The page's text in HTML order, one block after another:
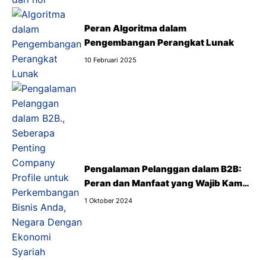
Peran Algoritma dalam
Pengembangan Perangkat Lunak
10 Februari 2025
Pengalaman Pelanggan dalam B2B:
Peran dan Manfaat yang Wajib Kamu
Tahu
1 Oktober 2024